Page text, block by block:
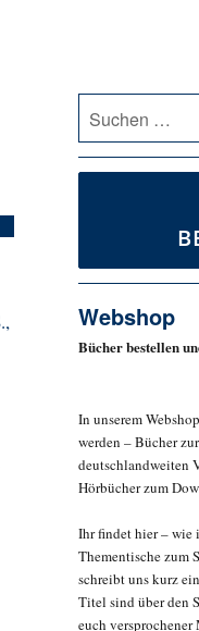
nach:
Webshop
Bücher bestellen
In unserem
werden – Bücher
deutschlandweiten
Hörbücher zum
Ihr findet hier – wie
Thementische zum
schreibt uns kurz
Titel sind über den
euch versprochener